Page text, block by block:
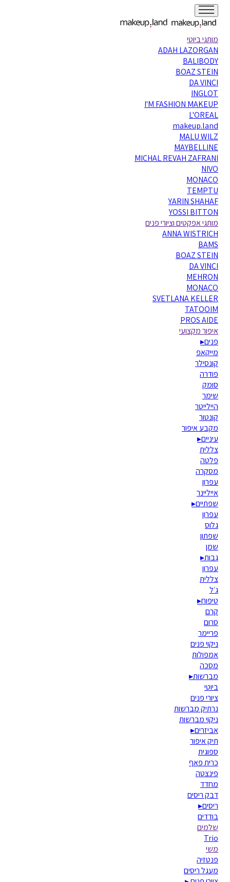
מותגי ביוטי
ADAH LAZORGAN
BALIBODY
BOAZ STEIN
DA VINCI
INGLOT
I'M FASHION MAKEUP
L'OREAL
makeup.land
MALU WILZ
MAYBELLINE
MICHAL REVAH ZAFRANI
NIVO
MONACO
TEMPTU
YARIN SHAHAF
YOSSI BITTON
מותגי אפקטים וציורי פנים
ANNA WISTRICH
BAMS
BOAZ STEIN
DA VINCI
MEHRON
MONACO
SVETLANA KELLER
TATOOIM
PROS AIDE
איפור מקצועי
פנים▸
מייקאפ
קונסילר
פודרה
סומק
שימר
היילייטר
קונטור
מקבע איפור
עיניים▸
צללית
פלטה
מסקרה
עפרון
אייליינר
שפתיים▸
עפרון
גלוס
שפתון
שמן
גבות▸
עפרון
צללית
ג׳ל
טיפוח▸
קרם
סרום
פריימר
ניקוי פנים
אמפולות
מסכה
מברשות▸
ביוטי
ציורי פנים
נרתיק מברשות
ניקוי מברשות
אביזרים▸
תיק איפור
ספוגית
כרית פאף
פינצטה
מחדד
דבק ריסים
ריסים▸
בודדים
שלמים
Trio
משי
פנטזיה
מעגל ריסים